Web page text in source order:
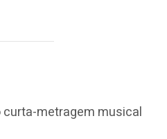
metragem musical